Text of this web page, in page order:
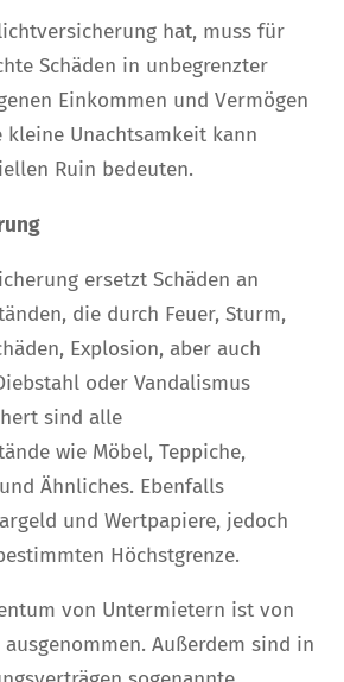
hat, muss für
Schäden in unbegrenzter
Einkommen und Vermögen
kleine Unachtsamkeit kann
Ruin bedeuten.
ersetzt Schäden an
die durch Feuer, Sturm,
Explosion, aber auch
oder Vandalismus
sind alle
wie Möbel, Teppiche,
Ähnliches. Ebenfalls
und Wertpapiere, jedoch
Höchstgrenze.
von Untermietern ist von
Außerdem sind in